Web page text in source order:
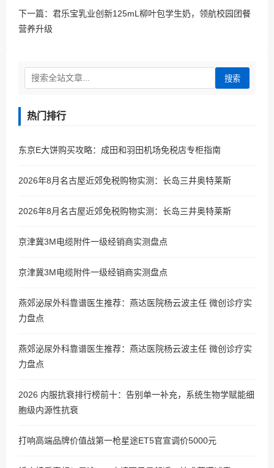
下一篇： 君乐宝乳业创新125mL柳叶包学生奶，领航校园团餐
营养升级
搜索
热门排行
东京E大饼购买攻略：成田和羽田机场免税店专柜指南
2026年8月名古屋近郊免税购物实测：长岛三井奥特莱斯
2026年8月名古屋近郊免税购物实测：长岛三井奥特莱斯
京津冀3M电缆附件一级经销商实测盘点
京津冀3M电缆附件一级经销商实测盘点
燕郊泌尿外科靠谱医生推荐：燕达医院杨云波主任 微创诊疗实
力盘点
燕郊泌尿外科靠谱医生推荐：燕达医院杨云波主任 微创诊疗实
力盘点
2026 内服抗衰排行榜前十：告别单一补充，系统生物学赋能细
胞级内源性抗衰
打响高端品牌价值战第一枪星途ET5官宣调价5000元